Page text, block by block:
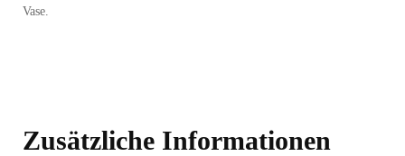
Vase.
Zusätzliche Informationen